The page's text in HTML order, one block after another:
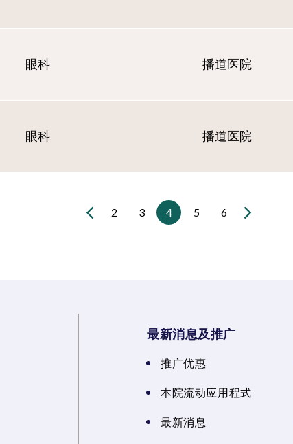
眼科 播道医院
眼科 播道医院
2 3 4 5 6
最新消息及推广
推广优惠
本院流动应用程式
最新消息